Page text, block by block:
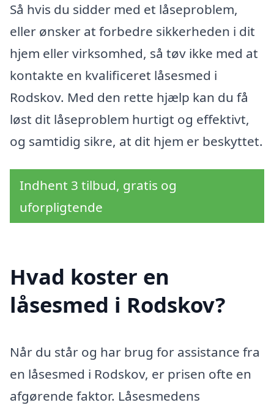
Så hvis du sidder med et låseproblem,
eller ønsker at forbedre sikkerheden i dit
hjem eller virksomhed, så tøv ikke med at
kontakte en kvalificeret låsesmed i
Rodskov. Med den rette hjælp kan du få
løst dit låseproblem hurtigt og effektivt,
og samtidig sikre, at dit hjem er beskyttet.
Indhent 3 tilbud, gratis og
uforpligtende
Hvad koster en
låsesmed i Rodskov?
Når du står og har brug for assistance fra
en låsesmed i Rodskov, er prisen ofte en
afgørende faktor. Låsesmedens